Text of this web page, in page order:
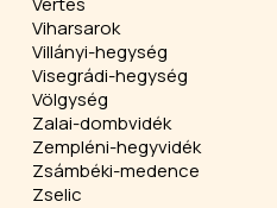
Viharsarok
Villányi-hegység
Visegrádi-hegység
Völgység
Zalai-dombvidék
Zempléni-hegyvidék
Zsámbéki-medence
Zselic